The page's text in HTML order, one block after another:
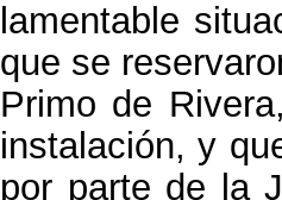
lamentable
que se
Primo de
instalación, y
por parte de
la